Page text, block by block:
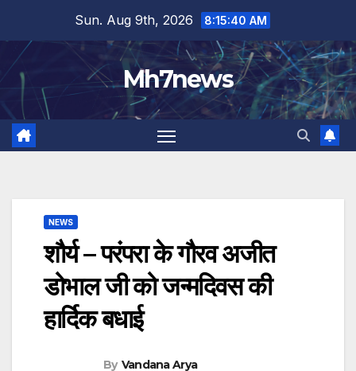
content
Sun. Aug 9th, 2026 8:15:41 AM
Mh7news
NEWS
शौर्य – परंपरा के गौरव अजीत
डोभाल जी को जन्मदिवस की
हार्दिक बधाई
By Vandana Arya